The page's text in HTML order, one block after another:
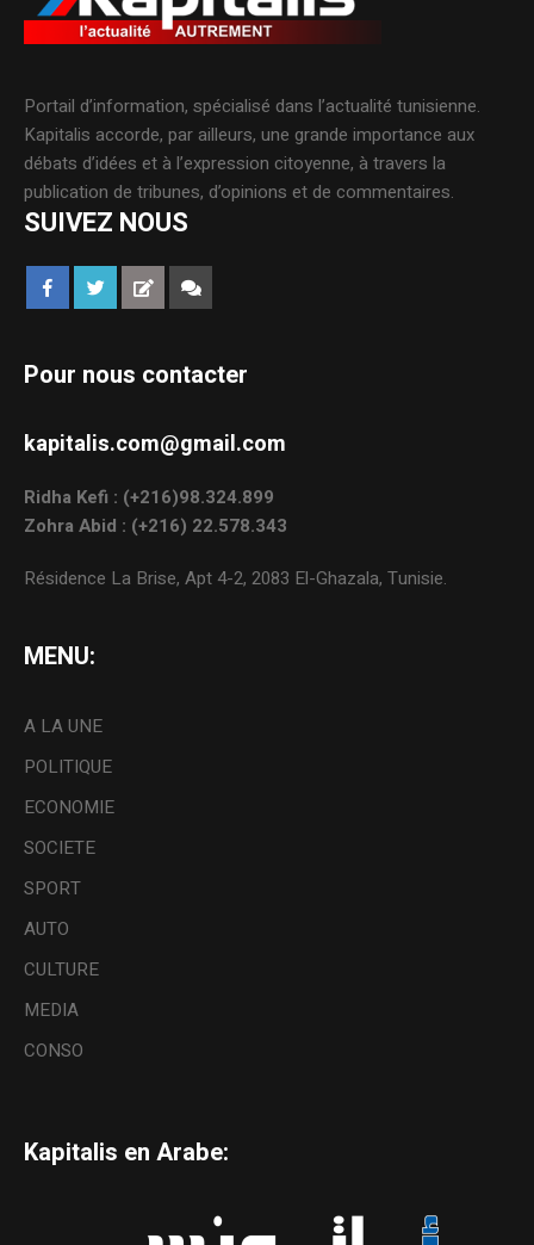
Portail d’information, spécialisé dans l’actualité tunisienne.
Kapitalis accorde, par ailleurs, une grande importance aux
débats d’idées et à l’expression citoyenne, à travers la
publication de tribunes, d’opinions et de commentaires.
SUIVEZ NOUS
Pour nous contacter
kapitalis.com@gmail.com
Ridha Kefi : (+216)98.324.899
Zohra Abid : (+216) 22.578.343
Résidence La Brise, Apt 4-2, 2083 El-Ghazala, Tunisie.
MENU:
A LA UNE
POLITIQUE
ECONOMIE
SOCIETE
SPORT
AUTO
CULTURE
MEDIA
CONSO
Kapitalis en Arabe: